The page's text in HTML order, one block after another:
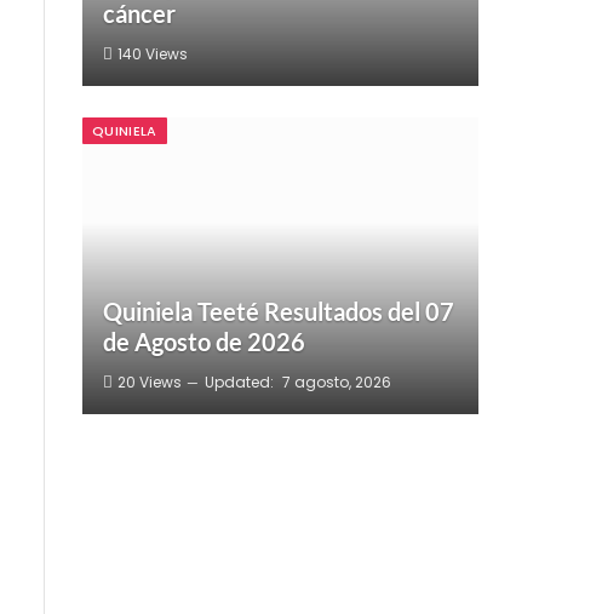
cáncer
140 Views
QUINIELA
Quiniela Teeté Resultados del 07
de Agosto de 2026
20 Views Updated: 7 agosto, 2026